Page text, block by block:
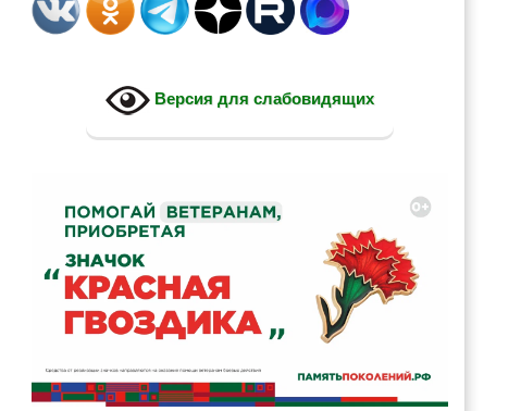
Версия для слабовидящих